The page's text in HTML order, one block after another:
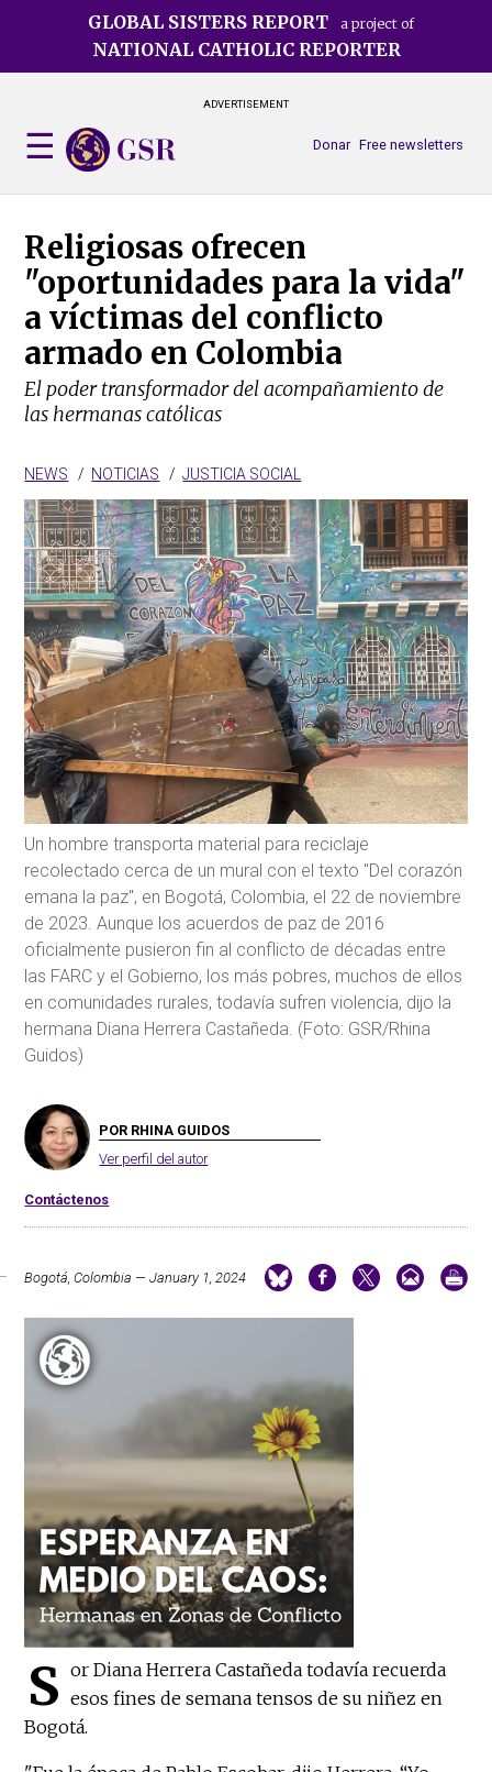
GLOBAL SISTERS REPORT a project of
NATIONAL CATHOLIC REPORTER
ADVERTISEMENT
Free newsletters
Donar
Religiosas ofrecen
"oportunidades para la vida"
a víctimas del conflicto
armado en Colombia
El poder transformador del acompañamiento de
las hermanas católicas
NEWS NOTICIAS JUSTICIA SOCIAL
Un hombre transporta material para reciclaje
recolectado cerca de un mural con el texto "Del corazón
emana la paz", en Bogotá, Colombia, el 22 de noviembre
de 2023. Aunque los acuerdos de paz de 2016
oficialmente pusieron fin al conflicto de décadas entre
las FARC y el Gobierno, los más pobres, muchos de ellos
en comunidades rurales, todavía sufren violencia, dijo la
hermana Diana Herrera Castañeda. (Foto: GSR/Rhina
Guidos)
POR RHINA GUIDOS
Ver perfil del autor
Contáctenos
Bogotá, Colombia — January 1, 2024
S or Diana Herrera Castañeda todavía recuerda
esos fines de semana tensos de su niñez en
Bogotá.